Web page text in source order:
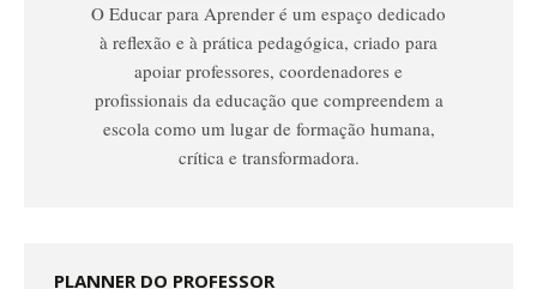
O Educar para Aprender é um espaço dedicado
à reflexão e à prática pedagógica, criado para
apoiar professores, coordenadores e
profissionais da educação que compreendem a
escola como um lugar de formação humana,
crítica e transformadora.
PLANNER DO PROFESSOR